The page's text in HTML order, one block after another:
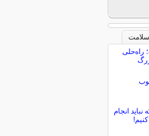
سلامت
راه‌حلی
نباید انجام